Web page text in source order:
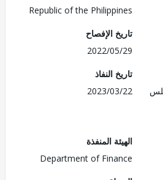
Republic of the Philippines
تاريخ الإفصاح
2022/05/29
تاريخ النفاذ
2023/03/22
الهيئة المنفذة
Department of Finance